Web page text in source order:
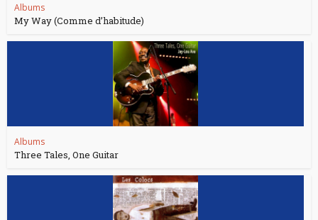
Albums
My Way (Comme d’habitude)
Albums
Three Tales, One Guitar